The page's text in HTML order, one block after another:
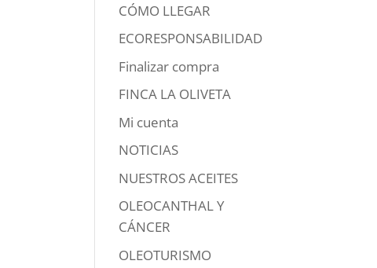
CÓMO LLEGAR
ECORESPONSABILIDAD
Finalizar compra
FINCA LA OLIVETA
Mi cuenta
NOTICIAS
NUESTROS ACEITES
OLEOCANTHAL Y
CÁNCER
OLEOTURISMO